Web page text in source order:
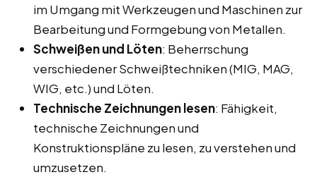
im Umgang mit Werkzeugen und Maschinen zur
Bearbeitung und Formgebung von Metallen.
Schweißen und Löten: Beherrschung
verschiedener Schweißtechniken (MIG, MAG,
WIG, etc.) und Löten.
Technische Zeichnungen lesen: Fähigkeit,
technische Zeichnungen und
Konstruktionspläne zu lesen, zu verstehen und
umzusetzen.